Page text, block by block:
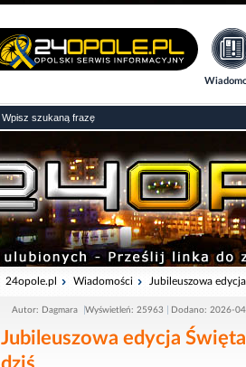
24opole.pl Wiadomości Jubileuszowa
Autor: Dagmara Wyświetleń: 25963 Dodano: 2026-
Jubileuszowa edycja